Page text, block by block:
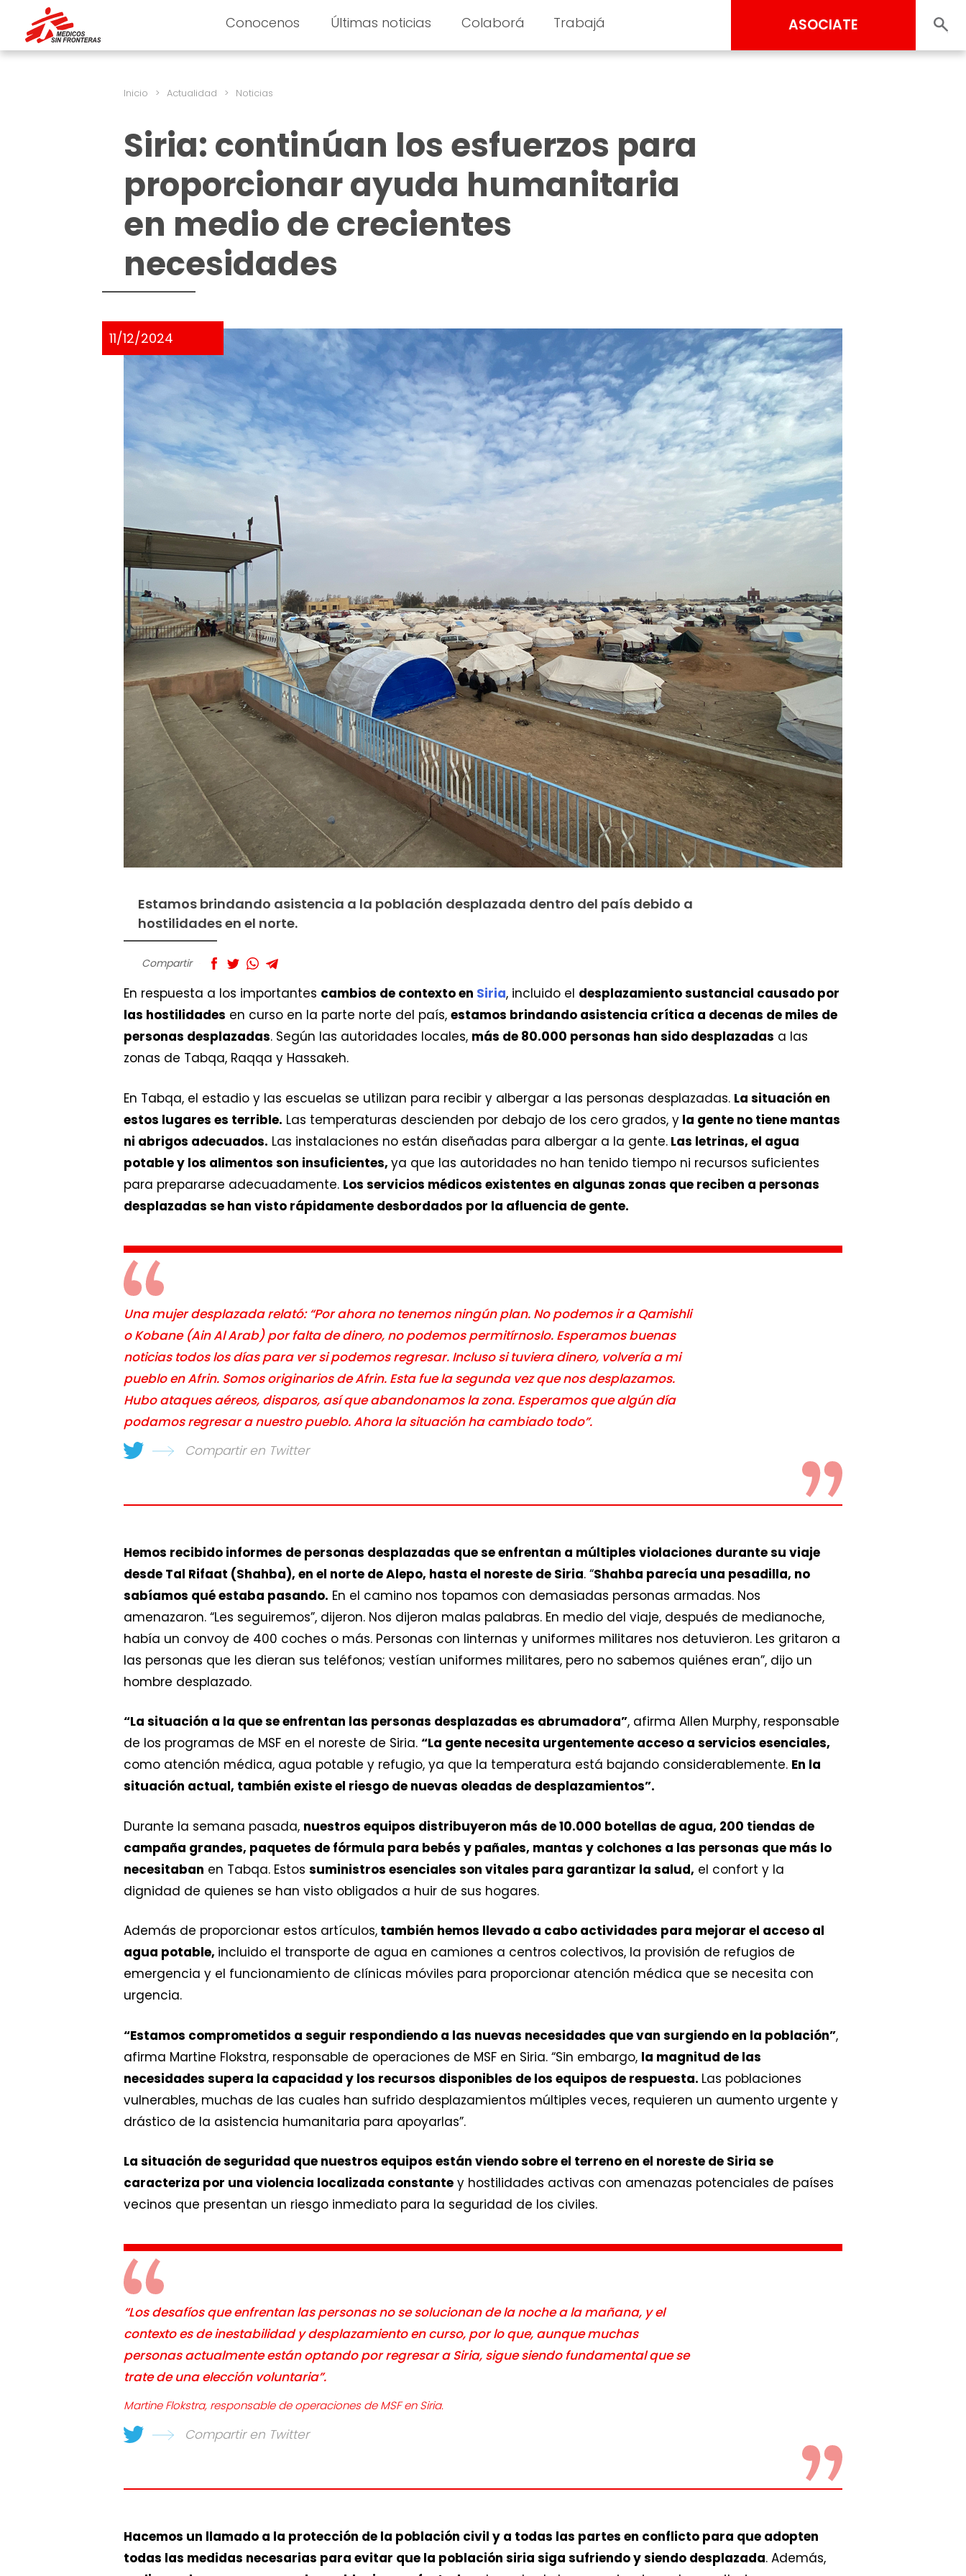
Conocenos Últimas noticias Colaborá Trabajá ASOCIATE
Inicio > Actualidad > Noticias
Siria: continúan los esfuerzos para
proporcionar ayuda humanitaria
en medio de crecientes
necesidades
11/12/2024
Estamos brindando asistencia a la población desplazada dentro del país debido a
hostilidades en el norte.
Compartir
En respuesta a los importantes cambios de contexto en Siria, incluido el desplazamiento sustancial causado por
las hostilidades en curso en la parte norte del país, estamos brindando asistencia crítica a decenas de miles de
personas desplazadas. Según las autoridades locales, más de 80.000 personas han sido desplazadas a las
zonas de Tabqa, Raqqa y Hassakeh.
En Tabqa, el estadio y las escuelas se utilizan para recibir y albergar a las personas desplazadas. La situación en
estos lugares es terrible. Las temperaturas descienden por debajo de los cero grados, y la gente no tiene mantas
ni abrigos adecuados. Las instalaciones no están diseñadas para albergar a la gente. Las letrinas, el agua
potable y los alimentos son insuficientes, ya que las autoridades no han tenido tiempo ni recursos suficientes
para prepararse adecuadamente. Los servicios médicos existentes en algunas zonas que reciben a personas
desplazadas se han visto rápidamente desbordados por la afluencia de gente.
Una mujer desplazada relató: “Por ahora no tenemos ningún plan. No podemos ir a Qamishli
o Kobane (Ain Al Arab) por falta de dinero, no podemos permitírnoslo. Esperamos buenas
noticias todos los días para ver si podemos regresar. Incluso si tuviera dinero, volvería a mi
pueblo en Afrin. Somos originarios de Afrin. Esta fue la segunda vez que nos desplazamos.
Hubo ataques aéreos, disparos, así que abandonamos la zona. Esperamos que algún día
podamos regresar a nuestro pueblo. Ahora la situación ha cambiado todo”.
Compartir en Twitter
Hemos recibido informes de personas desplazadas que se enfrentan a múltiples violaciones durante su viaje
desde Tal Rifaat (Shahba), en el norte de Alepo, hasta el noreste de Siria. “Shahba parecía una pesadilla, no
sabíamos qué estaba pasando. En el camino nos topamos con demasiadas personas armadas. Nos
amenazaron. “Les seguiremos”, dijeron. Nos dijeron malas palabras. En medio del viaje, después de medianoche,
había un convoy de 400 coches o más. Personas con linternas y uniformes militares nos detuvieron. Les gritaron a
las personas que les dieran sus teléfonos; vestían uniformes militares, pero no sabemos quiénes eran”, dijo un
hombre desplazado.
“La situación a la que se enfrentan las personas desplazadas es abrumadora”, afirma Allen Murphy, responsable
de los programas de MSF en el noreste de Siria. “La gente necesita urgentemente acceso a servicios esenciales,
como atención médica, agua potable y refugio, ya que la temperatura está bajando considerablemente. En la
situación actual, también existe el riesgo de nuevas oleadas de desplazamientos”.
Durante la semana pasada, nuestros equipos distribuyeron más de 10.000 botellas de agua, 200 tiendas de
campaña grandes, paquetes de fórmula para bebés y pañales, mantas y colchones a las personas que más lo
necesitaban en Tabqa. Estos suministros esenciales son vitales para garantizar la salud, el confort y la
dignidad de quienes se han visto obligados a huir de sus hogares.
Además de proporcionar estos artículos, también hemos llevado a cabo actividades para mejorar el acceso al
agua potable, incluido el transporte de agua en camiones a centros colectivos, la provisión de refugios de
emergencia y el funcionamiento de clínicas móviles para proporcionar atención médica que se necesita con
urgencia.
“Estamos comprometidos a seguir respondiendo a las nuevas necesidades que van surgiendo en la población”,
afirma Martine Flokstra, responsable de operaciones de MSF en Siria. “Sin embargo, la magnitud de las
necesidades supera la capacidad y los recursos disponibles de los equipos de respuesta. Las poblaciones
vulnerables, muchas de las cuales han sufrido desplazamientos múltiples veces, requieren un aumento urgente y
drástico de la asistencia humanitaria para apoyarlas”.
La situación de seguridad que nuestros equipos están viendo sobre el terreno en el noreste de Siria se
caracteriza por una violencia localizada constante y hostilidades activas con amenazas potenciales de países
vecinos que presentan un riesgo inmediato para la seguridad de los civiles.
“Los desafíos que enfrentan las personas no se solucionan de la noche a la mañana, y el
contexto es de inestabilidad y desplazamiento en curso, por lo que, aunque muchas
personas actualmente están optando por regresar a Siria, sigue siendo fundamental que se
trate de una elección voluntaria”.
Martine Flokstra, responsable de operaciones de MSF en Siria.
Compartir en Twitter
Hacemos un llamado a la protección de la población civil y a todas las partes en conflicto para que adopten
todas las medidas necesarias para evitar que la población siria siga sufriendo y siendo desplazada. Además,